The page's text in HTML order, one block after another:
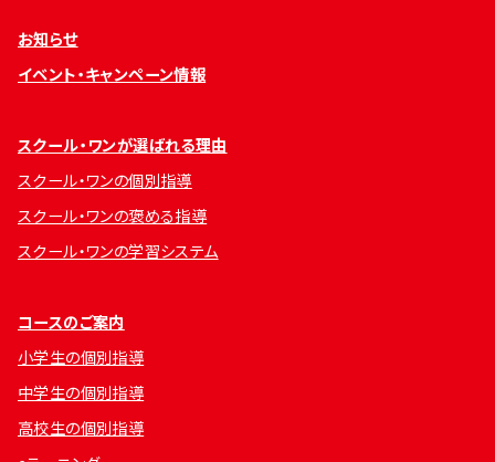
お知らせ
イベント・キャンペーン情報
スクール・ワンが選ばれる理由
スクール・ワンの個別指導
スクール・ワンの褒める指導
スクール・ワンの学習システム
コースのご案内
小学生の個別指導
中学生の個別指導
高校生の個別指導